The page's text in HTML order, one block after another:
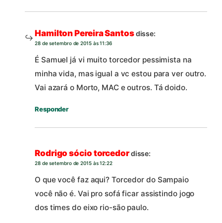
Hamilton Pereira Santosdisse:
28 de setembro de 2015 às 11:36
É Samuel já vi muito torcedor pessimista na
minha vida, mas igual a vc estou para ver outro.
Vai azará o Morto, MAC e outros. Tá doido.
Responder
Rodrigo sócio torcedordisse:
28 de setembro de 2015 às 12:22
O que você faz aqui? Torcedor do Sampaio
você não é. Vai pro sofá ficar assistindo jogo
dos times do eixo rio-são paulo.